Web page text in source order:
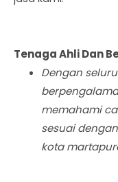
Tenaga Ahli Dan
Dengan
memahami
sesuai
kota